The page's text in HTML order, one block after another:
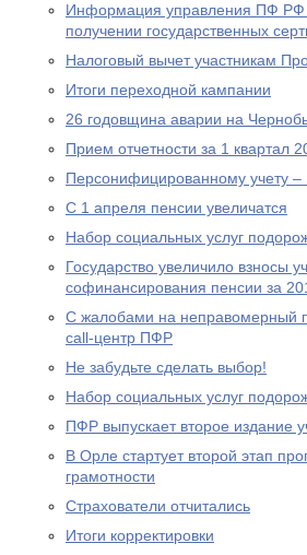
Информация управления ПФ РФ
получении государственных
Налоговый вычет участникам
Итоги переходной кампании
26 годовщина аварии на
Прием отчетности за 1 квартал
Персонифицированному учету –
С 1 апреля пенсии увеличатся
Набор социальных услуг
Государство увеличило взносы
софинансирования пенсии за
С жалобами на неправомерный
call-центр ПФР
Не забудьте сделать выбор!
Набор социальных услуг
ПФР выпускает второе издание
В Орле стартует второй этап
грамотности
Страхователи отчитались
Итоги корректировки